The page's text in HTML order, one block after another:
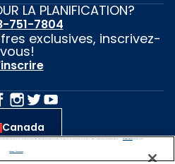
LA PLANIFICATION?
751-7804
exclusives, inscrivez-
vous!
Canada
est une marque de
Manage Preferences